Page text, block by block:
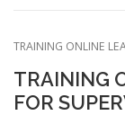
TRAINING ONLINE
TRAINING
FOR